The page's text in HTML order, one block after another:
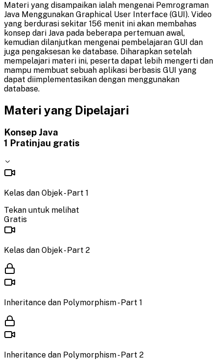
Materi yang disampaikan ialah mengenai Pemrograman
Java Menggunakan Graphical User Interface (GUI). Video
yang berdurasi sekitar 156 menit ini akan membahas
konsep dari Java pada beberapa pertemuan awal,
kemudian dilanjutkan mengenai pembelajaran GUI dan
juga pengaksesan ke database. Diharapkan setelah
mempelajari materi ini, peserta dapat lebih mengerti dan
mampu membuat sebuah aplikasi berbasis GUI yang
dapat diimplementasikan dengan menggunakan
database.
Materi yang Dipelajari
Konsep Java
1 Pratinjau gratis
Kelas dan Objek - Part 1
Tekan untuk melihat
Gratis
Kelas dan Objek - Part 2
Inheritance dan Polymorphism - Part 1
Inheritance dan Polymorphism - Part 2